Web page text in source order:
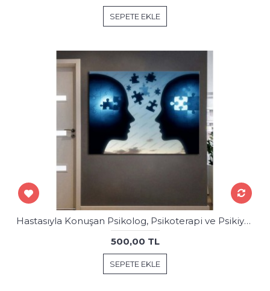
SEPETE EKLE
Hastasıyla Konuşan Psikolog, Psikoterapi ve Psikiyatri Merkezi, Terapi Odası Tablosu psk98
500,00 TL
SEPETE EKLE